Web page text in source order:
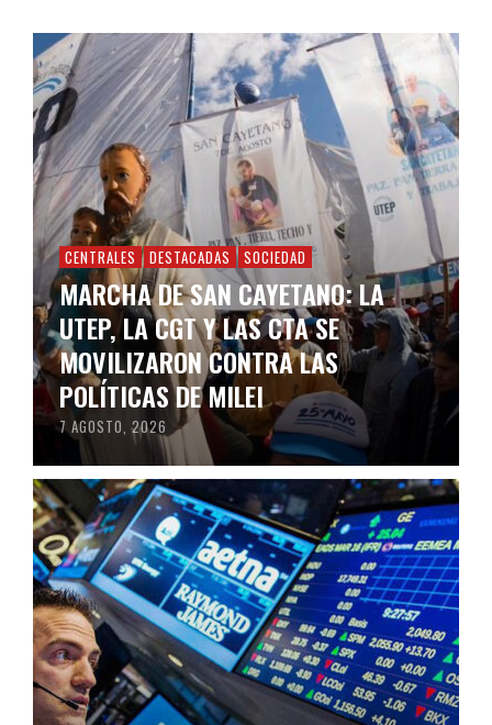
CENTRALES DESTACADAS SOCIEDAD
MARCHA DE SAN CAYETANO: LA
UTEP, LA CGT Y LAS CTA SE
MOVILIZARON CONTRA LAS
POLÍTICAS DE MILEI
7 AGOSTO, 2026